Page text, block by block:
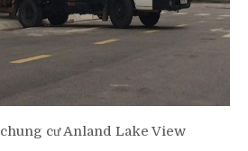
cư Anland Lake View